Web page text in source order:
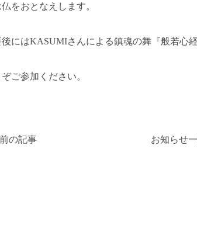
をおとなえします。
にはKASUMIさんによる鎮魂の舞『般若心
ご参加ください。
前の記事 お知らせ